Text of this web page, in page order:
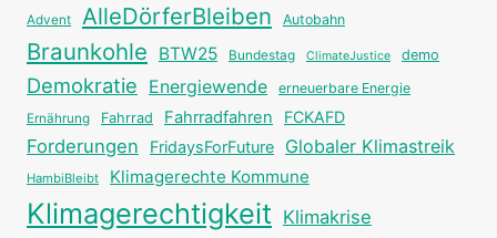
Advent AlleDörferBleiben Autobahn
Braunkohle BTW25 Bundestag ClimateJustice demo
Demokratie Energiewende erneuerbare Energie
Ernährung Fahrrad Fahrradfahren FCKAFD
Forderungen FridaysForFuture Globaler Klimastreik
HambiBleibt Klimagerechte Kommune
Klimagerechtigkeit Klimakrise